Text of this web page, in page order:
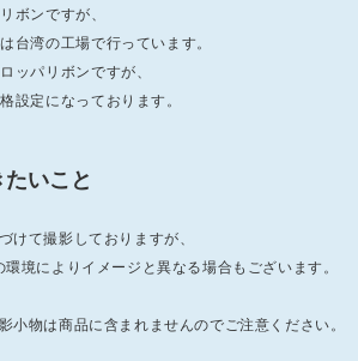
ボンですが、
台湾の工場で行っています。
ッパリボンですが、
設定になっております。
いこと
けて撮影しておりますが、
境によりイメージと異なる場合もございます。
小物は商品に含まれませんのでご注意ください。